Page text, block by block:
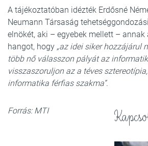
A tájékoztatóban idézték Erdősné
Neumann Társaság
elnökét, aki – egyebek mellett – annak
hangot, hogy „az idei siker hozzájárul
több nő válasszon pályát az
visszaszoruljon az a téves
informatika férfias szakma”.
Forrás: MTI